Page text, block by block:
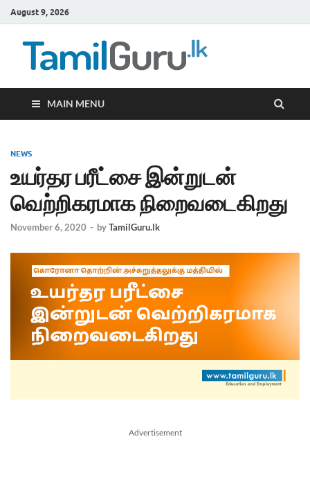
August 9, 2026
MAIN MENU
NEWS
உயர்தர பரீட்சை இன்றுடன்
வெற்றிகரமாக நிறைவடைகிறது
November 6, 2020 - byTamilGuru.lk
Advertisement